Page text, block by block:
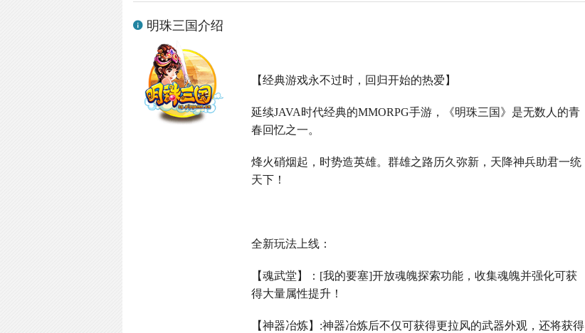
明珠三国介绍
【经典游戏永不过时，回归开始的热爱】
延续JAVA时代经典的MMORPG手游，《明珠三国》是无数人的青
春回忆之一。
烽火硝烟起，时势造英雄。群雄之路历久弥新，天降神兵助君一统
天下！
全新玩法上线：
【魂武堂】： [我的要塞]开放魂魄探索功能，收集魂魄并强化可获
得大量属性提升！
【神器冶炼】 :神器冶炼后不仅可获得更拉风的武器外观，还将获得